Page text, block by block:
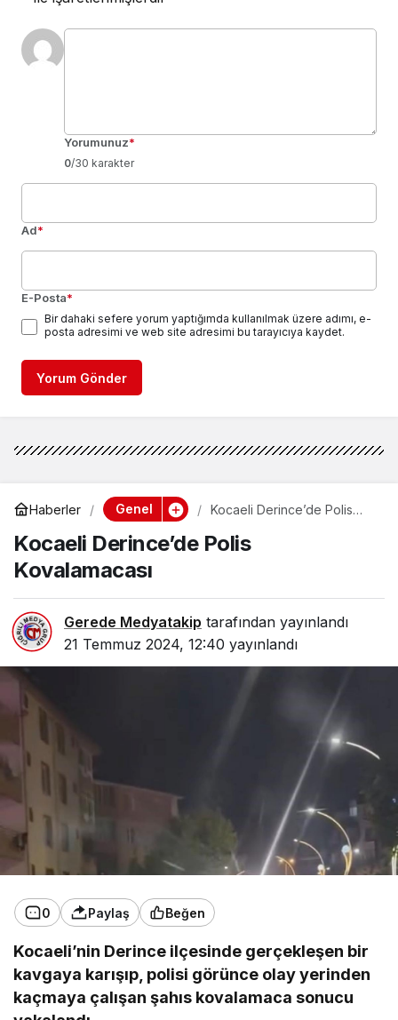
Yorumunuz*
0/30 karakter
Ad*
E-Posta*
Bir dahaki sefere yorum yaptığımda kullanılmak üzere adımı, e-
posta adresimi ve web site adresimi bu tarayıcıya kaydet.
Yorum Gönder
Haberler Genel
Kocaeli Derince’de Polis
Kocaeli Derince’de Polis
Kovalamacası
Gerede Medyatakip tarafından yayınlandı
21 Temmuz 2024, 12:40 yayınlandı
0 Paylaş Beğen
Kocaeli’nin Derince ilçesinde gerçekleşen bir
kavgaya karışıp, polisi görünce olay yerinden
kaçmaya çalışan şahıs kovalamaca sonucu